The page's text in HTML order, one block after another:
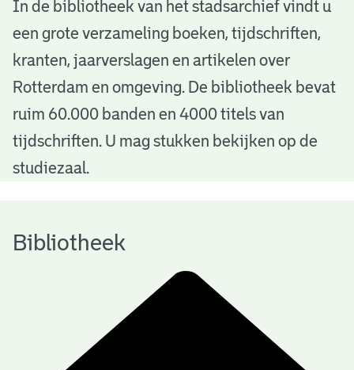
B
b
o
h
In de bibliotheek van het stadsarchief vindt u
een grote verzameling boeken, tijdschriften,
kranten, jaarverslagen en artikelen over
Rotterdam en omgeving. De bibliotheek bevat
ruim 60.000 banden en 4000 titels van
tijdschriften. U mag stukken bekijken op de
studiezaal.
Bibliotheek